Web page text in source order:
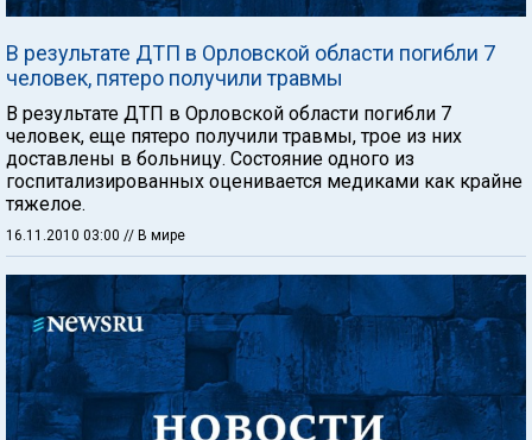
В результате ДТП в Орловской области погибли 7
человек, пятеро получили травмы
В результате ДТП в Орловской области погибли 7
человек, еще пятеро получили травмы, трое из них
доставлены в больницу. Состояние одного из
госпитализированных оценивается медиками как крайне
тяжелое.
16.11.2010 03:00 // В мире